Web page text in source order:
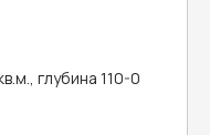
глубина 110-0